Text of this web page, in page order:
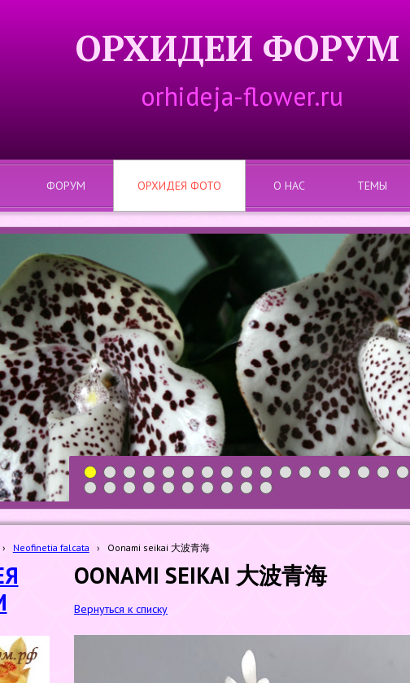
ОРХИДЕИ ФОРУМ
orhideja-flower.ru
ФОРУМ ОРХИДЕЯ ФОТО О НАС ТЕМЫ
1 2 3 4 5 6 7 8 9 10 11 12 13 14 15 16 17
19 20 21 22 23 24 25 26 27 28
› Neofinetia falcata › Oonami seikai 大波青海
OONAMI SEIKAI 大波青海
Вернуться к списку